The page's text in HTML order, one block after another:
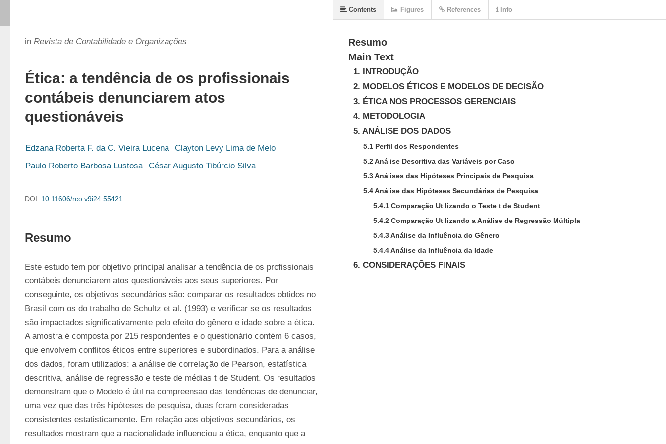
in Revista de Contabilidade e Organizações
Ética: a tendência de os profissionais
contábeis denunciarem atos
questionáveis
Edzana Roberta F. da C. Vieira Lucena
Clayton Levy Lima de Melo
Paulo Roberto Barbosa Lustosa
César Augusto Tibúrcio Silva
DOI: 10.11606/rco.v9i24.55421
Resumo
Este estudo tem por objetivo principal analisar a tendência de os profissionais
contábeis denunciarem atos questionáveis aos seus superiores. Por
conseguinte, os objetivos secundários são: comparar os resultados obtidos no
Brasil com os do trabalho de Schultz et al. (1993) e verificar se os resultados
são impactados significativamente pelo efeito do gênero e idade sobre a ética.
A amostra é composta por 215 respondentes e o questionário contém 6 casos,
que envolvem conflitos éticos entre superiores e subordinados. Para a análise
dos dados, foram utilizados: a análise de correlação de Pearson, estatística
descritiva, análise de regressão e teste de médias t de Student. Os resultados
demonstram que o Modelo é útil na compreensão das tendências de denunciar,
uma vez que das três hipóteses de pesquisa, duas foram consideradas
consistentes estatisticamente. Em relação aos objetivos secundários, os
resultados mostram que a nacionalidade influenciou a ética, enquanto que a
Resumo
Main Text
1. INTRODUÇÃO
2. MODELOS ÉTICOS E MODELOS DE DECISÃO
3. ÉTICA NOS PROCESSOS GERENCIAIS
4. METODOLOGIA
5. ANÁLISE DOS DADOS
5.1 Perfil dos Respondentes
5.2 Análise Descritiva das Variáveis por Caso
5.3 Análises das Hipóteses Principais de Pesquisa
5.4 Análise das Hipóteses Secundárias de Pesquisa
5.4.1 Comparação Utilizando o Teste t de Student
5.4.2 Comparação Utilizando a Análise de Regressão Múltipla
5.4.3 Análise da Influência do Gênero
5.4.4 Análise da Influência da Idade
6. CONSIDERAÇÕES FINAIS
Contents Figures References Info